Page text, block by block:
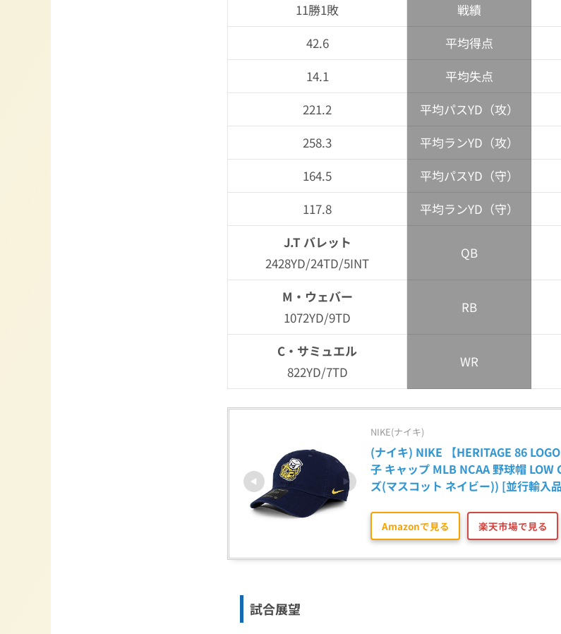
11勝1敗
戦績
42.6
平均得点
14.1
平均失点
221.2
平均パスYD（攻）
258.3
平均ランYD（攻）
164.5
平均パスYD（守）
117.8
平均ランYD（守）
J.T バレット
2428YD/24TD/5INT
QB
M・ウェバー
1072YD/9TD
RB
C・サミュエル
822YD/7TD
WR
NIKE(ナイキ)
(ナイキ) NIKE 【HERITAGE 86
子 キャップ MLB NCAA 野球帽 LOW
ズ(マスコット ネイビー)) [並行輸入
Amazonで見る 楽天市場で見る
試合展望